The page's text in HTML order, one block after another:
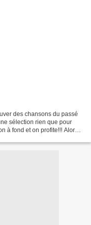
des chansons du passé
sélection rien que pour
à fond et on profite!!! Alors,